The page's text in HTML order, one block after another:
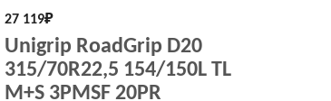
27 119₽
Unigrip RoadGrip D20
315/70R22,5 154/150L TL
M+S 3PMSF 20PR